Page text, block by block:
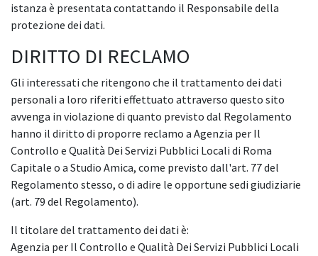
istanza è presentata contattando il Responsabile della
protezione dei dati.
DIRITTO DI RECLAMO
Gli interessati che ritengono che il trattamento dei dati
personali a loro riferiti effettuato attraverso questo sito
avvenga in violazione di quanto previsto dal Regolamento
hanno il diritto di proporre reclamo a Agenzia per Il
Controllo e Qualità Dei Servizi Pubblici Locali di Roma
Capitale o a Studio Amica, come previsto dall'art. 77 del
Regolamento stesso, o di adire le opportune sedi giudiziarie
(art. 79 del Regolamento).
Il titolare del trattamento dei dati è:
Agenzia per Il Controllo e Qualità Dei Servizi Pubblici Locali